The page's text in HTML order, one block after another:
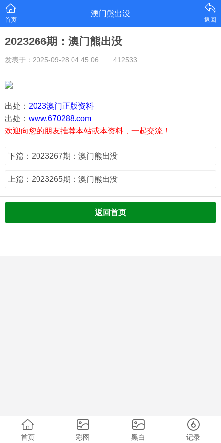
首页
澳门熊出没
返回
2023266期：澳门熊出没
发表于：2025-09-28 04:45:06 412533
出处： 2023澳门正版资料
出处： www.670288.com
欢迎向您的朋友推荐本站或本资料，一起交流！
下篇：2023267期：澳门熊出没
上篇：2023265期：澳门熊出没
返回首页
首页 彩图 黑白 记录